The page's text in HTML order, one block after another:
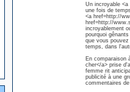
Un incroyable
une fois de
<a href=http://
href=http://
incroyablement
pourquoi
que vous
temps, dans
En comparaison
cher</a> prise
femme rit
publicité à une
commentaires